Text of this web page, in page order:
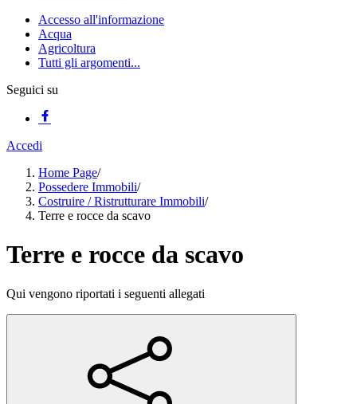
Accesso all'informazione
Acqua
Agricoltura
Tutti gli argomenti...
Seguici su
Accedi
Home Page/
Possedere Immobili/
Costruire / Ristrutturare Immobili/
Terre e rocce da scavo
Terre e rocce da scavo
Qui vengono riportati i seguenti allegati